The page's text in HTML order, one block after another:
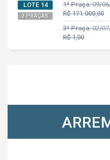
LOTE 14
3 PRAÇAS
1ª Praça:09/
R$ 171.000,00
3ª Praça:02/
R$ 1,00